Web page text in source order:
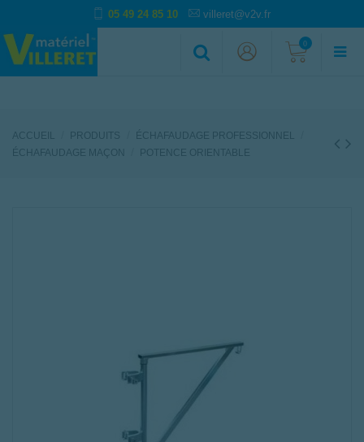
05 49 24 85 10 villeret@v2v.fr
0
ACCUEIL PRODUITS
ÉCHAFAUDAGE PROFESSIONNEL
ÉCHAFAUDAGE MAÇON
POTENCE ORIENTABLE